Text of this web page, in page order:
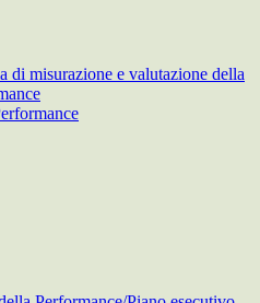
di misurazione e valutazione della